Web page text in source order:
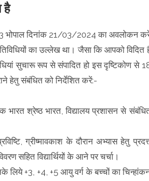
है
भोपाल दिनांक 21/03/2024 का अवलोकन
का उल्लेख था। जैसा कि आपको विदित
सुचारू रूप से संपादित हो इस दृष्टिकोण से
हेतु संबंधित को निर्देशित करें:-
श्रेष्ठ भारत, विद्यालय प्रशासन से
ग्रीष्मावकाश के दौरान अभ्यास हेतु
सहित विद्यार्थियों के आने पर चर्चा।
लिये +3, +4, +5 आयु वर्ग के बच्चों का